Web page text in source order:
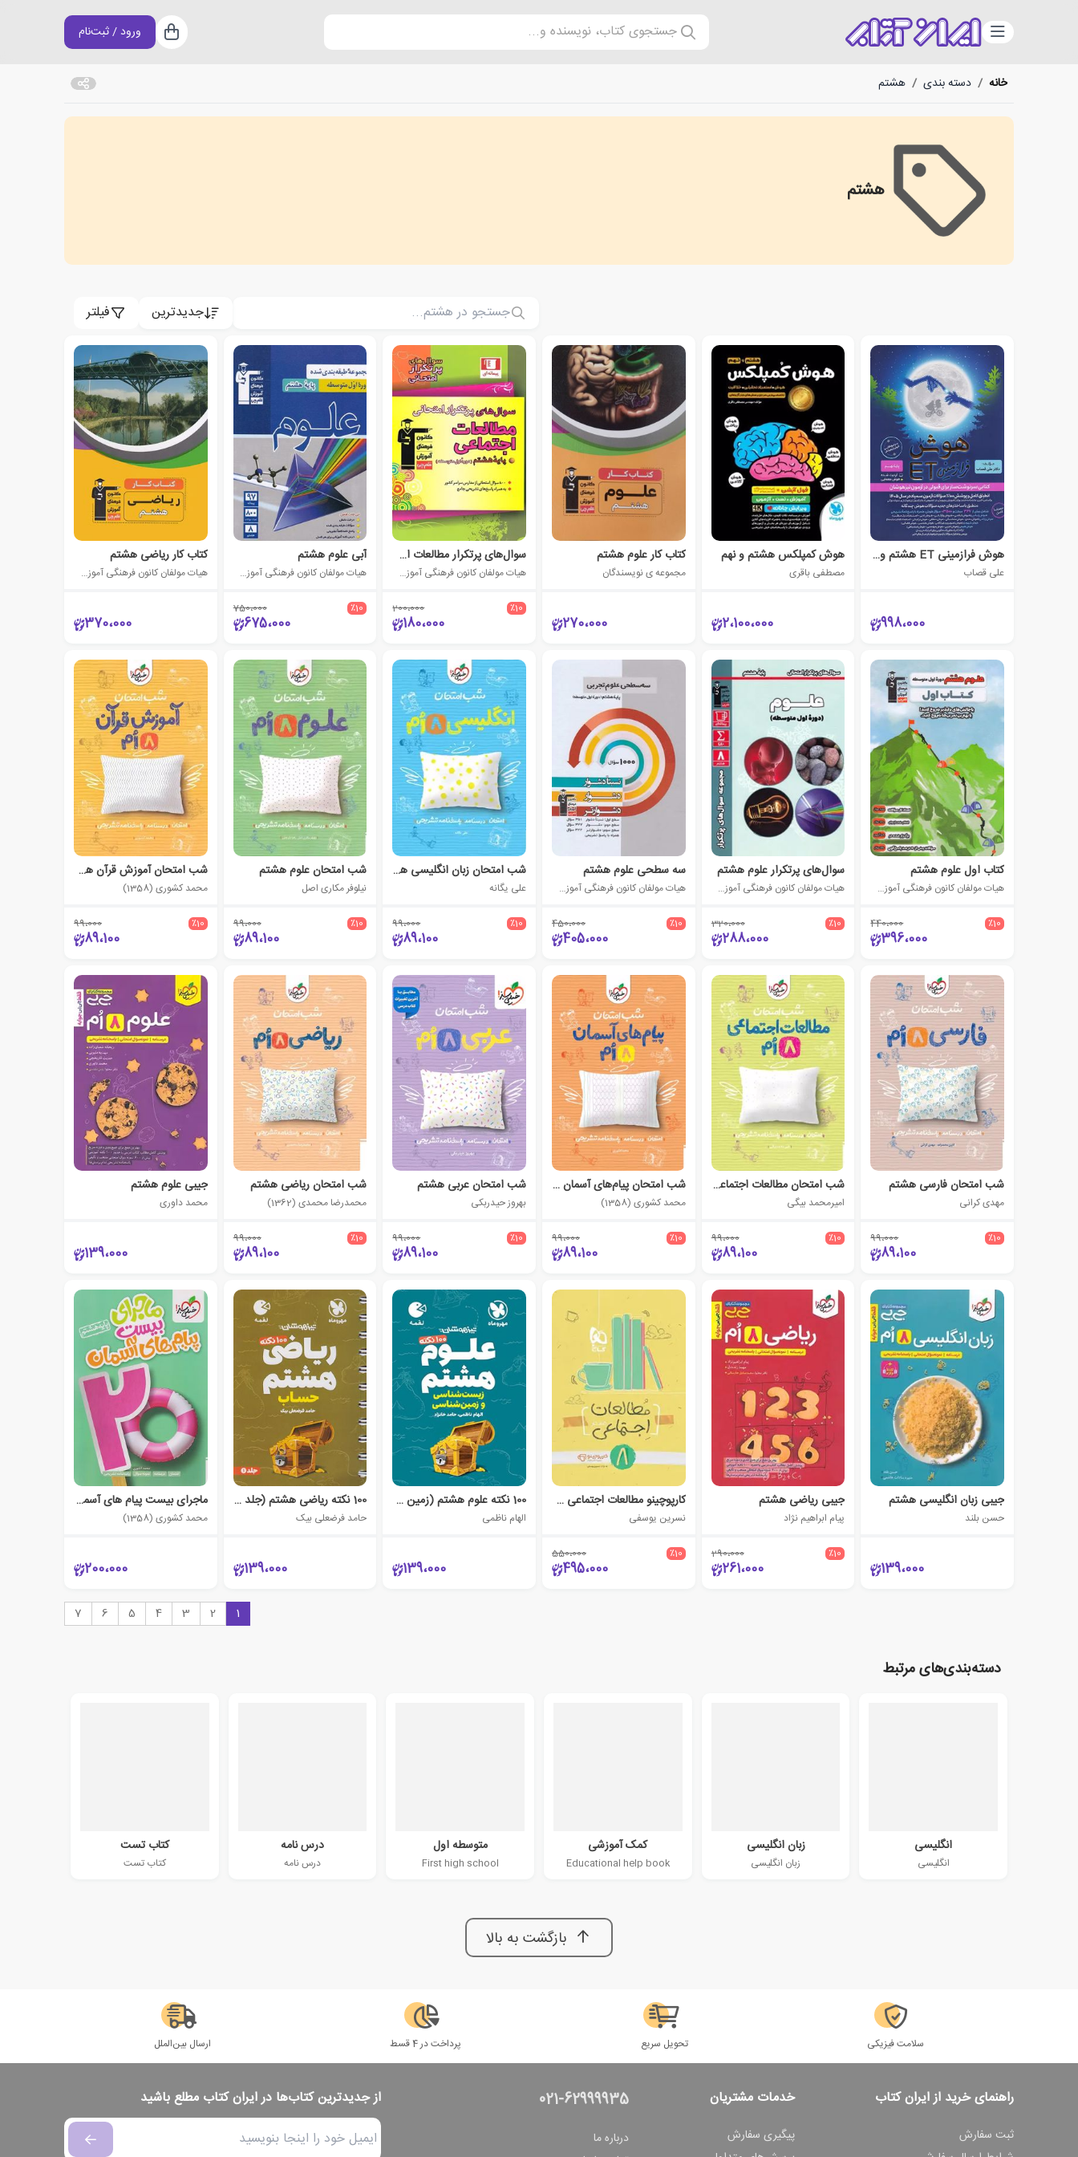
دسته‌بندی جستجوی کتاب، نویسنده و... سبد خرید
ورود / ثبت‌نام
خانه / دسته بندی / هشتم
هشتم
هشتم
جدیدترین فیلتر
هوش فرازمینی ET هشتم و نهم
علی قصاب
998،000
هوش کمپلکس هشتم و نهم
مصطفی باقری
2،100،000
کتاب کار علوم هشتم
مجموعه ی نویسندگان
270،000
سوال‌های پرتکرار مطالعات اجتماعی هشتم
هیات مولفان کانون فرهنگی آموزش (قلم چی)
٪10 200،000
180،000
آبی علوم هشتم
هیات مولفان کانون فرهنگی آموزش (قلم چی)
٪10 750،000
675،000
کتاب کار ریاضی هشتم
هیات مولفان کانون فرهنگی آموزش (قلم چی)
370،000
کتاب اول علوم هشتم
هیات مولفان کانون فرهنگی آموزش (قلم چی)
٪10 440،000
396،000
سوال‌های پرتکرار علوم هشتم
هیات مولفان کانون فرهنگی آموزش (قلم چی)
٪10 320،000
288،000
سه سطحی علوم هشتم
هیات مولفان کانون فرهنگی آموزش (قلم چی)
٪10 450،000
405،000
شب امتحان زبان انگلیسی هشتم
علی یگانه
٪10 99،000
89،100
شب امتحان علوم هشتم
نیلوفر مکاری اصل
٪10 99،000
89،100
شب امتحان آموزش قرآن هشتم
محمد کشوری (1358)
٪10 99،000
89،100
شب امتحان فارسی هشتم
مهدی کرانی
٪10 99،000
89،100
شب امتحان مطالعات اجتماعی هشتم
امیرمحمد بیگی
٪10 99،000
89،100
شب امتحان پیام‌های آسمان هشتم
محمد کشوری (1358)
٪10 99،000
89،100
شب امتحان عربی هشتم
بهروز حیدربکی
٪10 99،000
89،100
شب امتحان ریاضی هشتم
محمدرضا محمدی (1362)
٪10 99،000
89،100
جیبی علوم هشتم
محمد داوری
139،000
جیبی زبان انگلیسی هشتم
حسن بلند
139،000
جیبی ریاضی هشتم
پیام ابراهیم نژاد
٪10 290،000
261،000
کارپوچینو مطالعات اجتماعی هشتم
نسرین یوسفی
٪10 550،000
495،000
100 نکته علوم هشتم (زمین شناسی و زیست شناسی) لقمه
الهام ناظمی
139،000
100 نکته ریاضی هشتم (جلد اول) حساب - لقمه
حامد فرضعلی بیک
139،000
ماجرای بیست پیام های آسمان هشتم
محمد کشوری (1358)
200،000
1
2
3
4
5
6
7
دسته‌بندی‌های مرتبط
انگلیسی
انگلیسی
زبان انگلیسی
زبان انگلیسی
کمک آموزشی
Educational help book
متوسطه اول
First high school
درس نامه
درس نامه
کتاب تست
کتاب تست
بازگشت به بالا
سلامت فیزیکی تحویل سریع پرداخت در 4 قسط ارسال بین‌الملل
راهنمای خرید از ایران کتاب
ثبت سفارش
خدمات مشتریان
پیگیری سفارش
021-62999935
درباره ما
از جدیدترین کتاب‌ها در ایران کتاب مطلع باشید